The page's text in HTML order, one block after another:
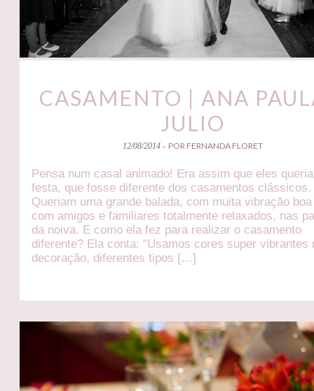
CASAMENTO | ANA
JULIO
12/08/2014 - POR FERNANDA FLORET
Pensa num casal animado! Era assim que eles
festa, que fosse diferente dos casamentos clássicos.
Queriam uma grande balada, com muita vibração
com amigos e familiares totalmente relaxados, nas
da noiva. E como ela fez para realizar o casamento
diferente? Ela conta: “Usamos cores super vibrantes
decoração, diferentes tipos […]